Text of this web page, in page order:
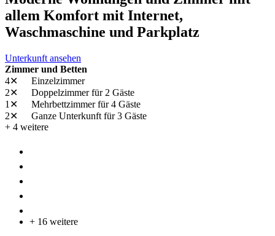
allem Komfort mit Internet,
Waschmaschine und Parkplatz
Unterkunft ansehen
Zimmer und Betten
4✕
Einzelzimmer
2✕
Doppelzimmerfür 2 Gäste
1✕
Mehrbettzimmerfür 4 Gäste
2✕
Ganze Unterkunft für 3 Gäste
+ 4 weitere
+ 16 weitere